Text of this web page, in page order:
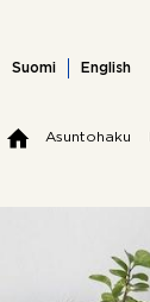
content
Suomi English
Asuntohaku